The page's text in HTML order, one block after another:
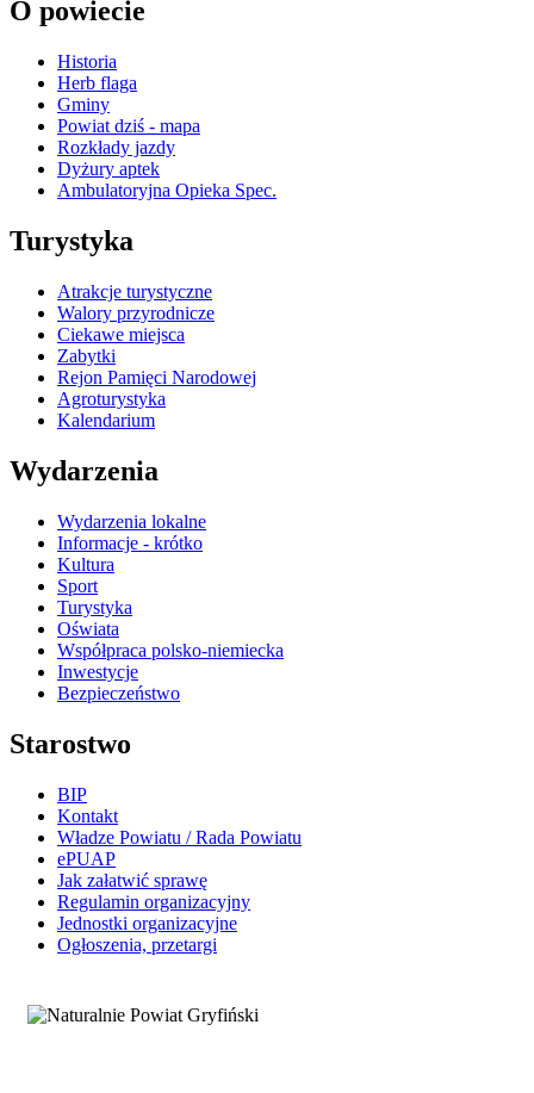
O powiecie
Historia
Herb flaga
Gminy
Powiat dziś - mapa
Rozkłady jazdy
Dyżury aptek
Ambulatoryjna Opieka Spec.
Turystyka
Atrakcje turystyczne
Walory przyrodnicze
Ciekawe miejsca
Zabytki
Rejon Pamięci Narodowej
Agroturystyka
Kalendarium
Wydarzenia
Wydarzenia lokalne
Informacje - krótko
Kultura
Sport
Turystyka
Oświata
Współpraca polsko-niemiecka
Inwestycje
Bezpieczeństwo
Starostwo
BIP
Kontakt
Władze Powiatu / Rada Powiatu
ePUAP
Jak załatwić sprawę
Regulamin organizacyjny
Jednostki organizacyjne
Ogłoszenia, przetargi